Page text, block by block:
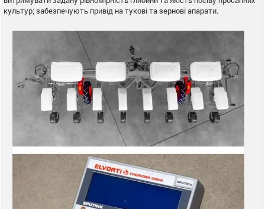
культур; забезпечують привід на тукові та зернові апарати.